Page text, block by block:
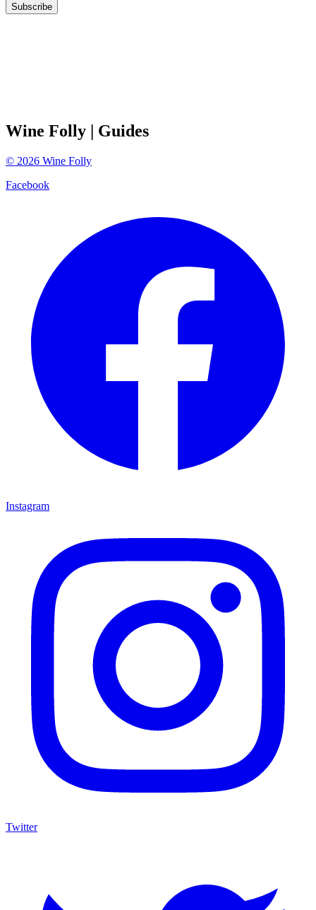
Subscribe
Wine Folly | Guides
© 2026 Wine Folly
Facebook
Instagram
Twitter